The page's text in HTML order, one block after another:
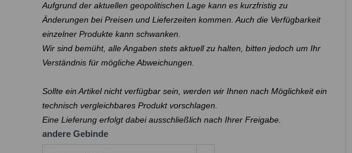
Aufgrund der aktuellen geopolitischen Lage kann es kurzfristig zu
Änderungen bei Preisen und Lieferzeiten kommen. Auch die Verfügbarkeit
einzelner Produkte kann schwanken.
Wir sind bemüht, alle Angaben stets aktuell zu halten, bitten jedoch um Ihr
Verständnis für mögliche Abweichungen.
Sollte ein Artikel nicht verfügbar sein, werden wir Ihnen nach Möglichkeit ein
technisch vergleichbares Produkt vorschlagen.
Eine Lieferung erfolgt dabei ausschließlich nach Ihrer Freigabe.
andere Gebinde